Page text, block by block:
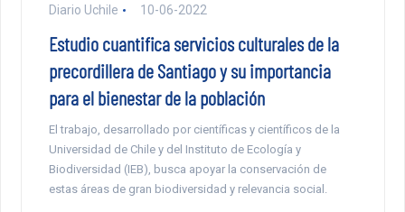
Diario Uchile 10-06-2022
Estudio cuantifica servicios culturales de la
precordillera de Santiago y su importancia
para el bienestar de la población
El trabajo, desarrollado por científicas y científicos de la
Universidad de Chile y del Instituto de Ecología y
Biodiversidad (IEB), busca apoyar la conservación de
estas áreas de gran biodiversidad y relevancia social.